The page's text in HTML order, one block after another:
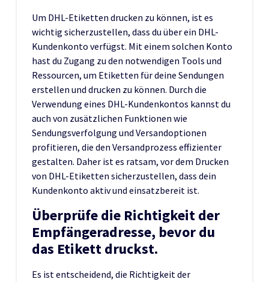
Um DHL-Etiketten drucken zu können, ist es
wichtig sicherzustellen, dass du über ein DHL-
Kundenkonto verfügst. Mit einem solchen Konto
hast du Zugang zu den notwendigen Tools und
Ressourcen, um Etiketten für deine Sendungen
erstellen und drucken zu können. Durch die
Verwendung eines DHL-Kundenkontos kannst du
auch von zusätzlichen Funktionen wie
Sendungsverfolgung und Versandoptionen
profitieren, die den Versandprozess effizienter
gestalten. Daher ist es ratsam, vor dem Drucken
von DHL-Etiketten sicherzustellen, dass dein
Kundenkonto aktiv und einsatzbereit ist.
Überprüfe die Richtigkeit der
Empfängeradresse, bevor du
das Etikett druckst.
Es ist entscheidend, die Richtigkeit der